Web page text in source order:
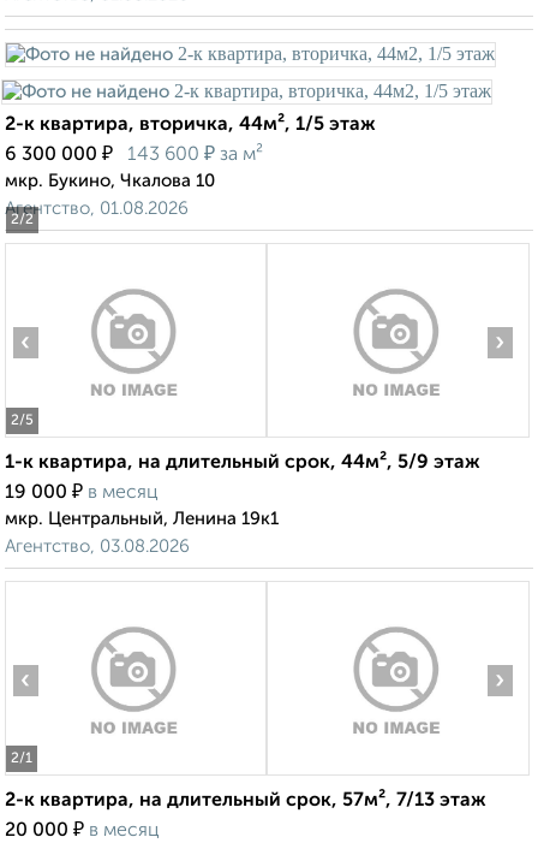
2/2
2-к квартира, вторичка, 44м², 1/5 этаж
6 300 000 ₽ 143 600 ₽ за м²
мкр. Букино, Чкалова 10
Агентство, 01.08.2026
2/5
‹ ›
1-к квартира, на длительный срок, 44м², 5/9 этаж
19 000 ₽ в месяц
мкр. Центральный, Ленина 19к1
Агентство, 03.08.2026
2/1
‹ ›
2-к квартира, на длительный срок, 57м², 7/13 этаж
20 000 ₽ в месяц